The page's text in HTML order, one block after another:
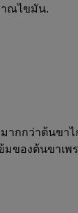
าณไขมัน.
ากกว่าต้นขา
มของต้นขา
น
นอาหา